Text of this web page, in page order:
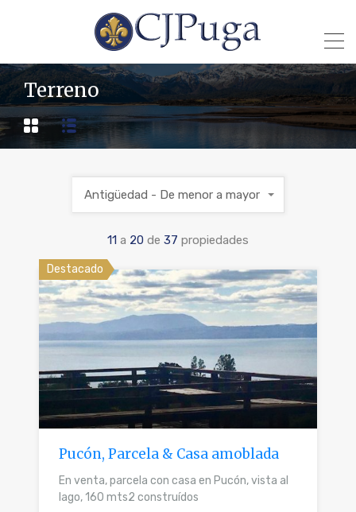
Terreno
11 a 20 de 37 propiedades
Antigüedad - De menor a mayor
Destacado
Pucón, Parcela & Casa amoblada
En venta, parcela con casa en Pucón, vista al
lago, 160 mts2 construídos